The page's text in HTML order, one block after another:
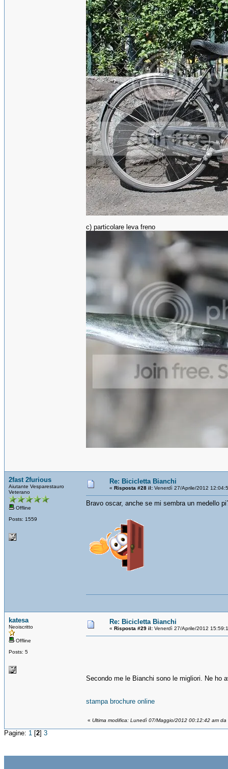
c) particolare leva freno
2fast 2furious
Aiutante Vesparestauro
Veterano
Offline
Posts: 1559
Re: Bicicletta Bianchi
« Risposta #28 il: Venerdì 27/Aprile/2012
Bravo oscar, anche se mi sembra un medello
katesa
Neoiscritto
Offline
Posts: 5
Re: Bicicletta Bianchi
« Risposta #29 il: Venerdì 27/Aprile/2012
Secondo me le Bianchi sono le migliori. Ne ho
stampa brochure online
« Ultima modifica: Lunedì 07/Maggio/2012 00:12:42 am da
Pagine: 1 [2] 3